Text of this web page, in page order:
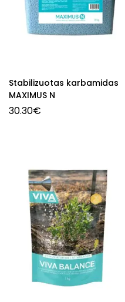
Stabilizuotas karbamidas
MAXIMUS N
30.30€